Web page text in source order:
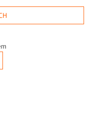
přístroj milují....